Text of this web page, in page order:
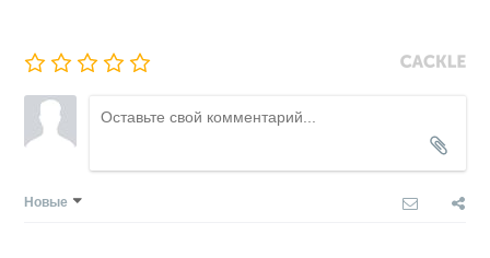
Новые